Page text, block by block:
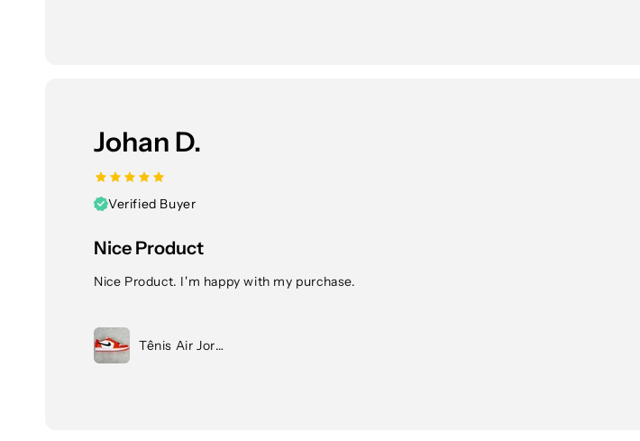
Johan D.
Verified Buyer
Nice Product
Nice Product. I'm happy with my purchase.
Tênis Air Jordan 1 Low